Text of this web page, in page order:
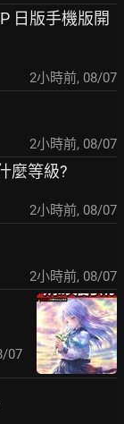
日版手機版開
2小時前, 08/07
2小時前, 08/07
麼等級?
2小時前, 08/07
2小時前, 08/07
07